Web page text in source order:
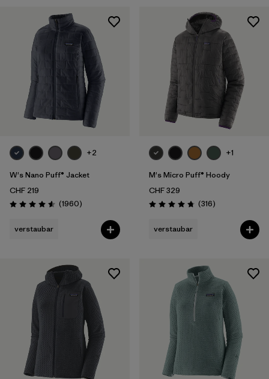
+2
W's Nano Puff® Jacket
CHF 219
Bewertung: 4.6 / 5
(1960Rezensionen
)
verstaubar
+1
M's Micro Puff® Hoody
CHF 329
Bewertung: 4.7 / 5
(316Rezensionen
)
verstaubar